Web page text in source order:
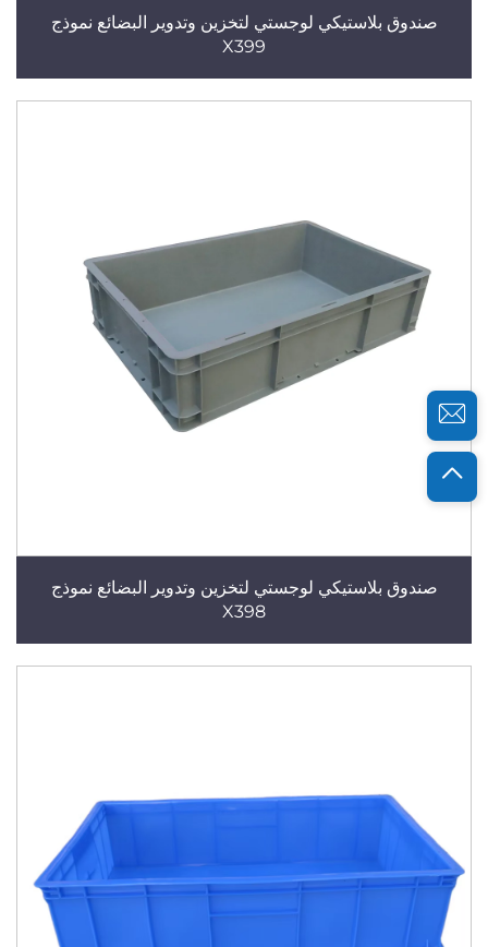
صندوق بلاستيكي لوجستي لتخزين وتدوير البضائع نموذج
X399
صندوق بلاستيكي لوجستي لتخزين وتدوير البضائع نموذج
X398